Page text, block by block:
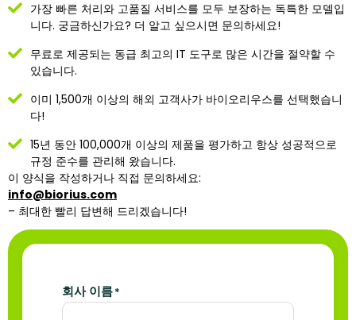
가장 빠른 처리와 고품질 서비스를 모두 보장하는 독특한 모델입
니다. 궁금하신가요? 더 알고 싶으시면 문의하세요!
무료로 제공되는 동급 최고의 IT 도구로 많은 시간을 절약할 수
있습니다.
이미 1,500개 이상의 해외 고객사가 바이오리우스를 선택했습니
다!
15년 동안 100,000개 이상의 제품을 평가하고 항상 성공적으로
규정 준수를 관리해 왔습니다.
이 양식을 작성하거나 직접 문의하세요:
info@biorius.com
– 최대한 빨리 답변해 드리겠습니다!
회사 이름*